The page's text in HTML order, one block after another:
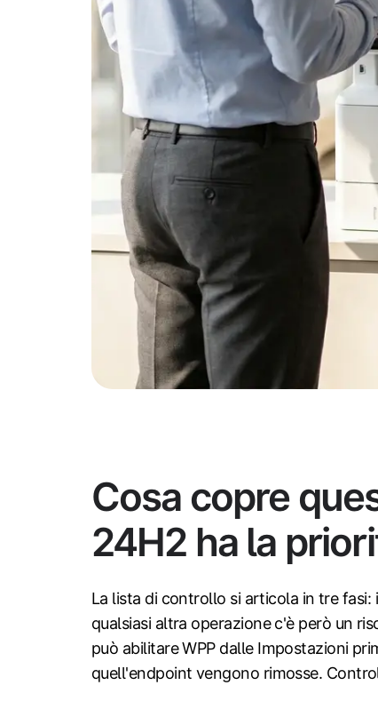
Cosa copre
24H2 ha la
La lista di controllo si articola in tre
qualsiasi altra operazione c'è però un
può abilitare WPP dalle Impostazioni
quell'endpoint vengono rimosse.